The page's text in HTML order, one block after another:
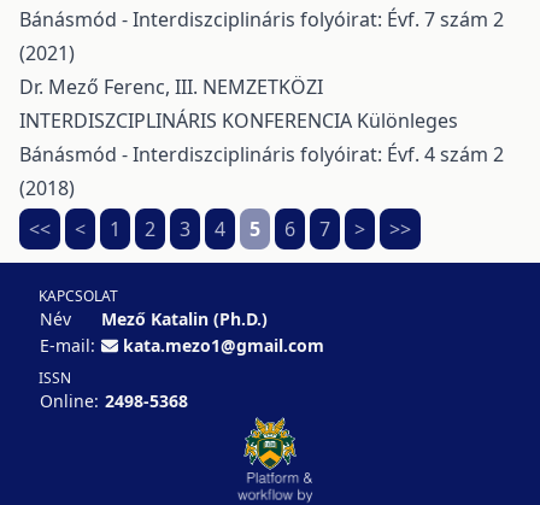
Bánásmód - Interdiszciplináris folyóirat: Évf. 7 szám 2
(2021)
Dr. Mező Ferenc, III. NEMZETKÖZI
INTERDISZCIPLINÁRIS KONFERENCIA Különleges
Bánásmód - Interdiszciplináris folyóirat: Évf. 4 szám 2
(2018)
<<
< 1 2 3 4 5 6 7 > >>
KAPCSOLAT
Név
Mező Katalin (Ph.D.)
E-mail:
kata.mezo1@gmail.com
ISSN
Online: 2498-5368